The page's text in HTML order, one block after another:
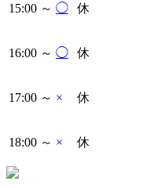
15:00 ～ ◯ 休
16:00 ～ ◯ 休
17:00 ～ × 休
18:00 ～ × 休